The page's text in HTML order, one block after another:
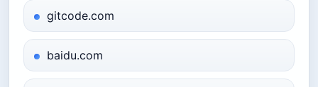
gitcode.com
baidu.com